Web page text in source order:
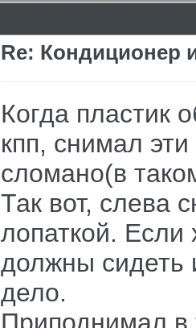
Re: Кондиционер
Когда пластик
кпп, снимал
сломано(в
Так вот, слева
лопаткой. Если
должны сидеть
дело.